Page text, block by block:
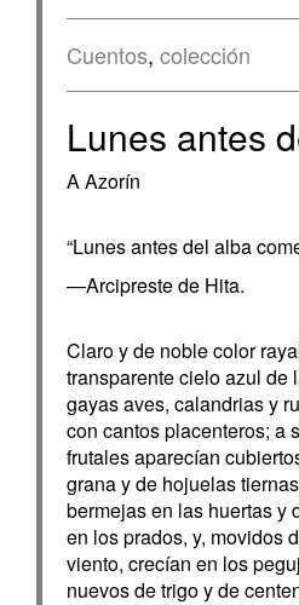
Cuentos, colección
Lunes antes
A Azorín
“Lunes antes del alba
—Arcipreste de Hita.
Claro y de noble color
transparente cielo azul de
gayas aves, calandrias y
con cantos placenteros; a
frutales aparecían
grana y de hojuelas
bermejas en las huertas y
en los prados, y, movidos
viento, crecían en los
nuevos de trigo y de